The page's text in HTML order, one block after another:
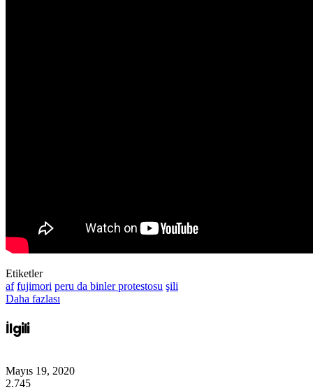
Etiketler
af fujimori peru da binler protestosu şili
Daha fazlası
İlgili
Mayıs 19, 2020
2.745